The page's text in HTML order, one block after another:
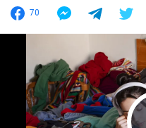
70